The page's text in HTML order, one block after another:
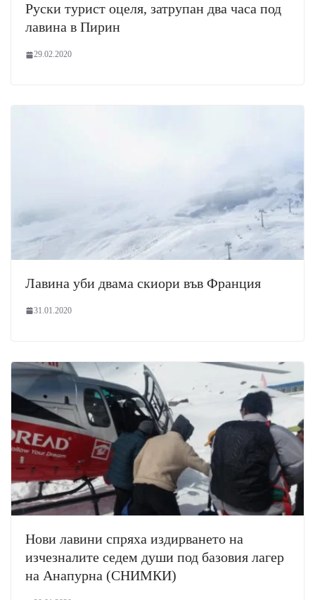
Руски турист оцеля, затрупан два часа под
лавина в Пирин
29.02.2020
Лавина уби двама скиори във Франция
31.01.2020
Нови лавини спряха издирването на
изчезналите седем души под базовия лагер
на Анапурна (СНИМКИ)